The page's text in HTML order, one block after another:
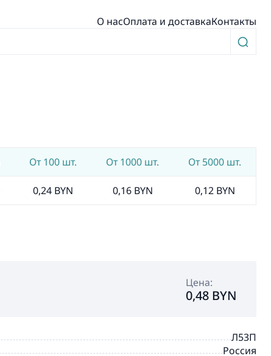
О насОплата и доставкаКонтакты
От 100 шт. От 1000 шт. От 5000 шт.
0,24 BYN 0,16 BYN
0,12 BYN
Цена:
0,48 BYN
Л53П
Россия